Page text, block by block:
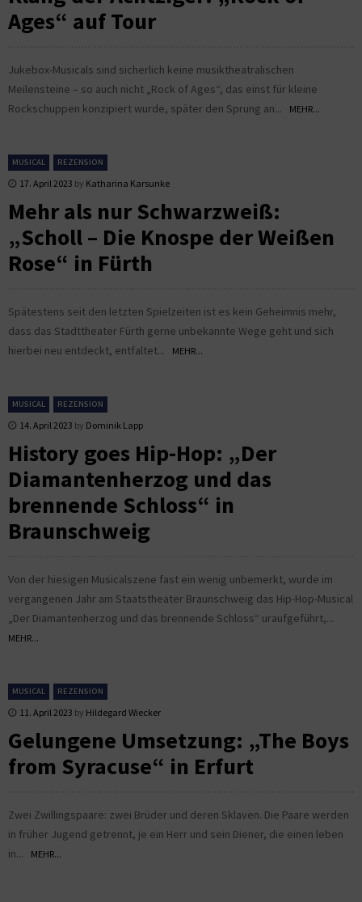
Ages“ auf Tour
Jukebox-Musicals sind sicherlich keine musiktheatralischen
Meilensteine – so auch nicht „Rock of Ages“, das einst für kleine
Rockschuppen konzipiert wurde, später den Sprung an...
MEHR...
MUSICAL REZENSION
17. April 2023 by Katharina Karsunke
Mehr als nur Schwarzweiß:
„Scholl – Die Knospe der Weißen
Rose“ in Fürth
Spätestens seit den letzten Spielzeiten ist es kein Geheimnis mehr,
dass das Stadttheater Fürth gerne unbekannte Wege geht und sich
hierbei neu entdeckt, entfaltet...
MEHR...
MUSICAL REZENSION
14. April 2023 by Dominik Lapp
History goes Hip-Hop: „Der
Diamantenherzog und das
brennende Schloss“ in
Braunschweig
Von der hiesigen Musicalszene fast ein wenig unbemerkt, wurde im
vergangenen Jahr am Staatstheater Braunschweig das Hip-Hop-Musical
„Der Diamantenherzog und das brennende Schloss“ uraufgeführt,...
MEHR...
MUSICAL REZENSION
11. April 2023 by Hildegard Wiecker
Gelungene Umsetzung: „The Boys
from Syracuse“ in Erfurt
Zwei Zwillingspaare: zwei Brüder und deren Sklaven. Die Paare werden
in früher Jugend getrennt, je ein Herr und sein Diener, die einen leben
in...
MEHR...